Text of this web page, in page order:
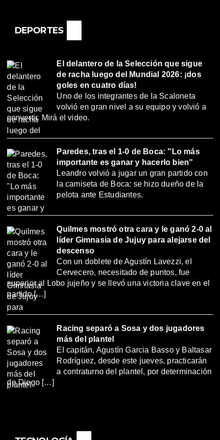
DEPORTES
El delantero de la Selección que sigue
de racha luego del Mundial 2026: ¡dos
goles en cuatro días!
Uno de los integrantes de la Scaloneta
volvió en gran nivel a su equipo y volvió a
convertir. Mirá el video.
Paredes, tras el 1-0 de Boca: "Lo más
importante es ganar y hacerlo bien"
Leandro volvió a jugar un gran partido con
la camiseta de Boca: se hizo dueño de la
pelota ante Estudiantes.
Quilmes mostró otra cara y le ganó 2-0 al
líder Gimnasia de Jujuy para alejarse del
descenso
Con un doblete de Agustín Lavezzi, el
Cervecero, necesitado de puntos, fue
superior al Lobo jujeño y se llevó una victoria clave en el
partido […]
Racing separó a Sosa y dos jugadores
más del plantel
El capitán, Agustín Garcia Basso y Baltasar
Rodríguez, desde este jueves, practicarán
a contraturno del plantel, por determinación
de Diego […]